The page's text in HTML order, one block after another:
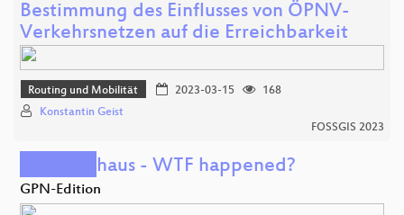
Bestimmung des Einflusses von ÖPNV-
Verkehrsnetzen auf die Erreichbarkeit
Routing und Mobilität 2023-03-15
168
Konstantin Geist
FOSSGIS 2023
█████haus - WTF happened?
GPN-Edition